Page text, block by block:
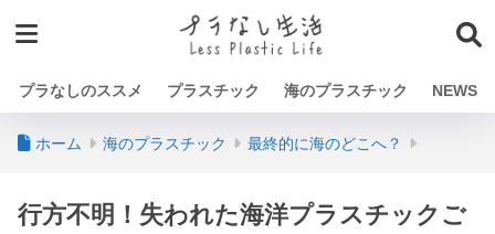
プラなしのススメ プラスチック 海のプラスチック NEWS
ホーム 海のプラスチック 最終的に海のどこへ？
行方不明！失われた海洋プラスチックご